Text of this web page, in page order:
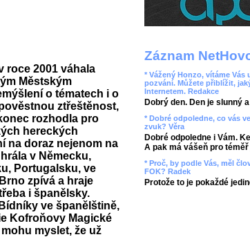
roce 2001 váhala
Městským
o tématech i o
ztřeštěnost,
rozhodla pro
hereckých
na doraz nejenom na
v Německu,
Portugalsku, ve
zpívá a hraje
i španělsky.
ve španělštině,
Kofroňovy Magické
myslet, že už
Záznam
* Vážený Honzo, vítáme
pozvání. Můžete přiblížit,
Internetem. Redakce
Dobrý den. Den je slunný
* Dobré odpoledne, co vás
zvuk? Věra
Dobré odpoledne i Vám.
A pak má vášeň pro
* Proč, by podle Vás, měl
FOK? Radek
Protože to je pokaždé